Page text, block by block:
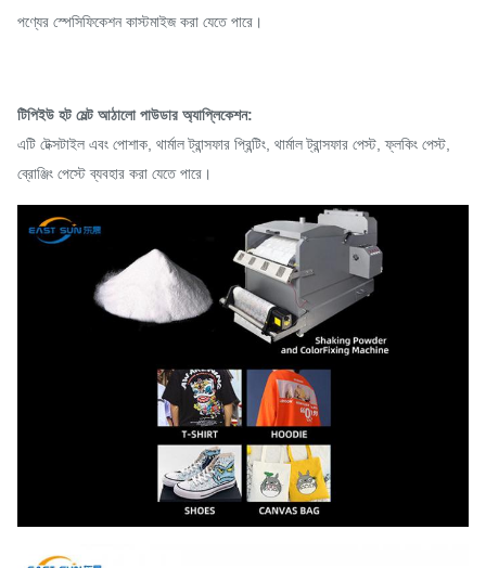
পণ্যের স্পেসিফিকেশন কাস্টমাইজ করা যেতে পারে।
টিপিইউ হট মেল্ট আঠালো পাউডার অ্যাপ্লিকেশন:
এটি টেক্সটাইল এবং পোশাক, থার্মাল ট্রান্সফার প্রিন্টিং, থার্মাল ট্রান্সফার পেস্ট, ফ্লকিং পেস্ট,
ব্রোঞ্জিং পেস্টে ব্যবহার করা যেতে পারে।